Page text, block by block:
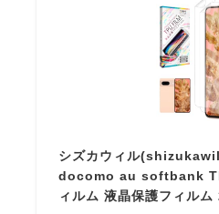
シズカウィル
docomo au softbank
ィルム 液晶保護フィルム